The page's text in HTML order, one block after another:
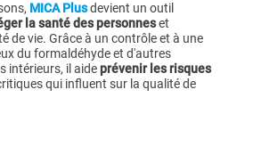
MICA Plusdevient un outil
la santé des personneset
de vie. Grâce à un contrôle et à une
du formaldéhyde et d'autres
intérieurs, il aideprévenir les risques
qui influent sur la qualité de